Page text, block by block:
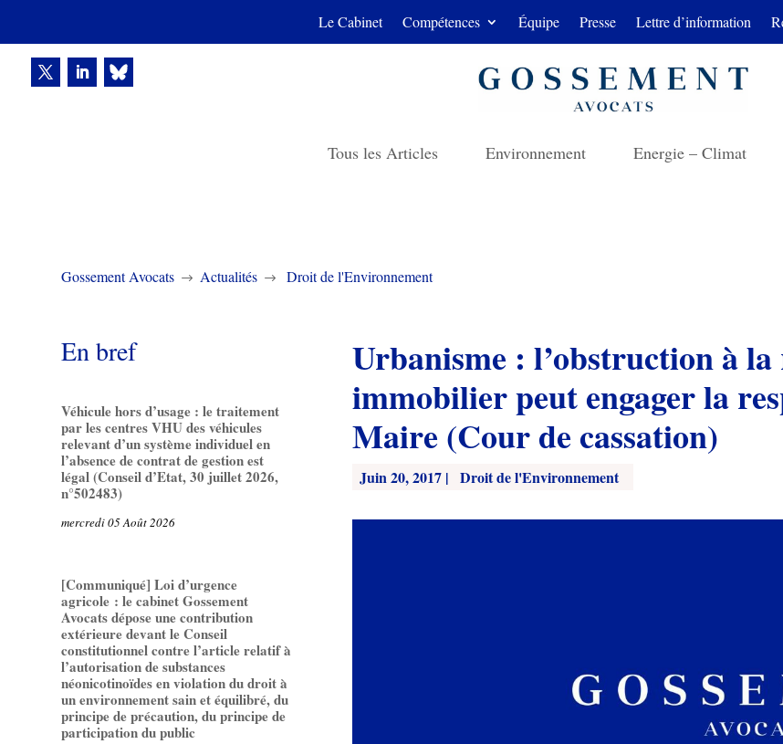
Le Cabinet Compétences Équipe Presse Lettre d’information
Tous les Articles Environnement Energie – Climat
Gossement Avocats $ Actualités $ Droit de l'Environnement
En bref
Véhicule hors d’usage : le traitement
par les centres VHU des véhicules
relevant d’un système individuel en
l’absence de contrat de gestion est
légal (Conseil d’Etat, 30 juillet 2026,
n°502483)
mercredi 05 Août 2026
[Communiqué] Loi d’urgence
agricole : le cabinet Gossement
Avocats dépose une contribution
extérieure devant le Conseil
constitutionnel contre l’article relatif à
l’autorisation de substances
néonicotinoïdes en violation du droit à
un environnement sain et équilibré, du
principe de précaution, du principe de
participation du public
Urbanisme : l’obstruction à
immobilier peut engager la
Maire (Cour de cassation)
Juin 20, 2017 | Droit de l'Environnement